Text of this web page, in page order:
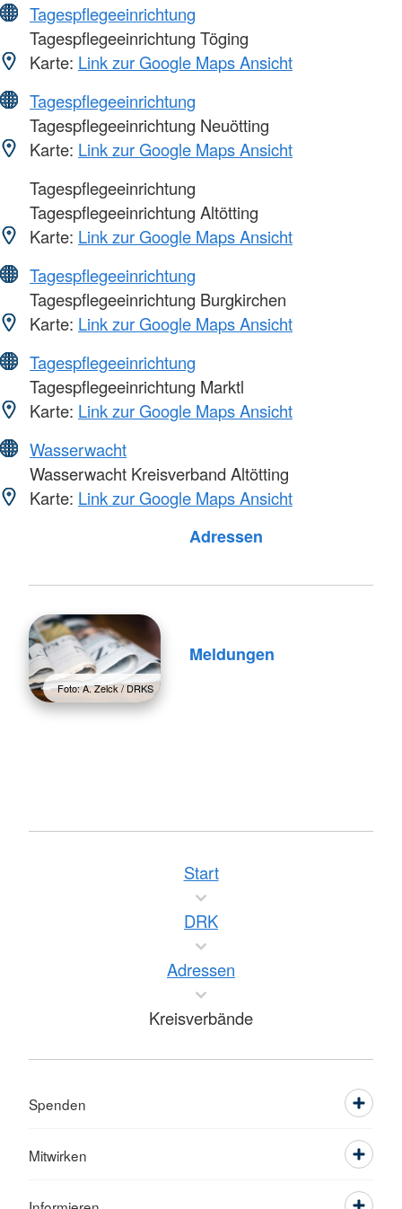
Tagespflegeeinrichtung
Tagespflegeeinrichtung Töging
Karte: Link zur Google Maps Ansicht
Tagespflegeeinrichtung
Tagespflegeeinrichtung Neuötting
Karte: Link zur Google Maps Ansicht
Tagespflegeeinrichtung
Tagespflegeeinrichtung Altötting
Karte: Link zur Google Maps Ansicht
Tagespflegeeinrichtung
Tagespflegeeinrichtung Burgkirchen
Karte: Link zur Google Maps Ansicht
Tagespflegeeinrichtung
Tagespflegeeinrichtung Marktl
Karte: Link zur Google Maps Ansicht
Wasserwacht
Wasserwacht Kreisverband Altötting
Karte: Link zur Google Maps Ansicht
Adressen
Foto: A. Zelck / DRKS
Meldungen
Start
DRK
Adressen
Kreisverbände
Spenden
Mitwirken